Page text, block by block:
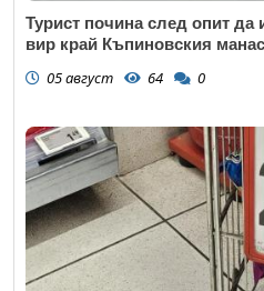
Турист почина след опит да
вир край Къпиновския
05 август 64 0